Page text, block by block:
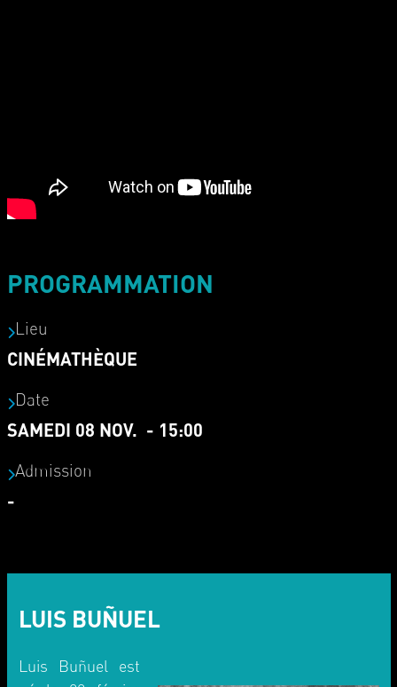
PROGRAMMATION
Lieu
CINÉMATHÈQUE
Date
SAMEDI 08 NOV. - 15:00
Admission
-
LUIS BUÑUEL
Luis Buñuel est